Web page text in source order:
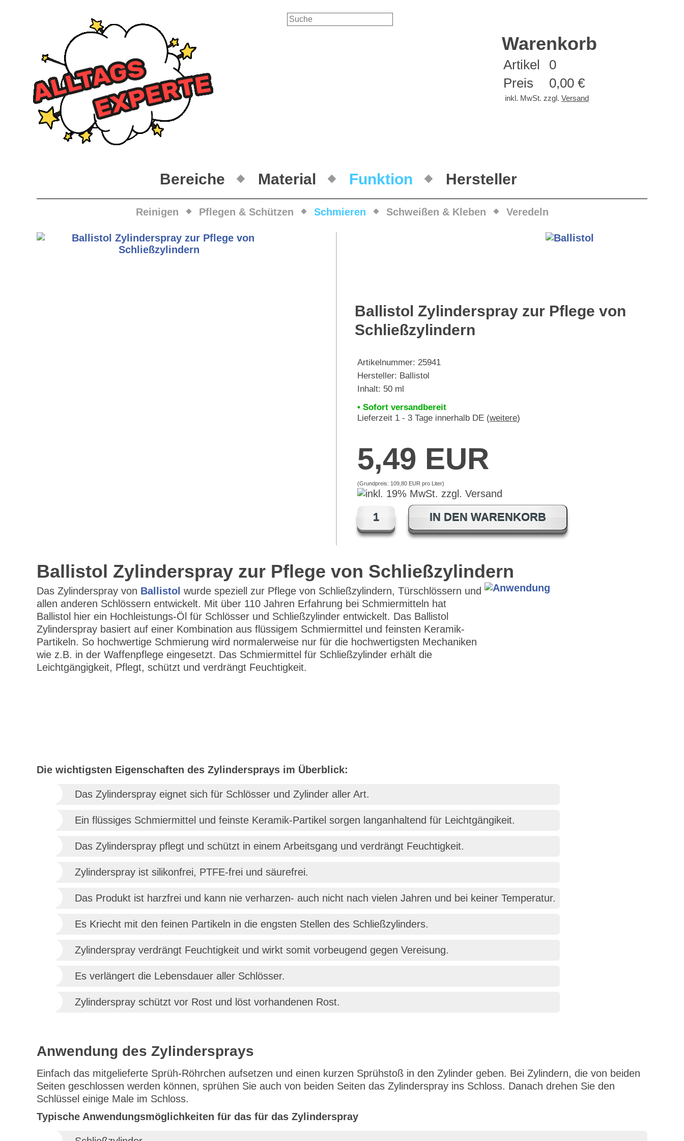
Warenkorb
Artikel
0
Preis
0,00 €
inkl. MwSt. zzgl. Versand
Bereiche Material Funktion Hersteller
Reinigen Pflegen & Schützen Schmieren Schweißen & Kleben Veredeln
Ballistol Zylinderspray zur Pflege von
Schließzylindern
Artikelnummer: 25941
Hersteller: Ballistol
Inhalt: 50 ml
• Sofort versandbereit
Lieferzeit 1 - 3 Tage innerhalb DE (weitere)
5,49 EUR
(Grundpreis: 109,80 EUR pro Liter)
IN DEN WARENKORB
Ballistol Zylinderspray zur Pflege von Schließzylindern
Das Zylinderspray von Ballistol wurde speziell zur Pflege von Schließzylindern, Türschlössern und
allen anderen Schlössern entwickelt. Mit über 110 Jahren Erfahrung bei Schmiermitteln hat
Ballistol hier ein Hochleistungs-Öl für Schlösser und Schließzylinder entwickelt. Das Ballistol
Zylinderspray basiert auf einer Kombination aus flüssigem Schmiermittel und feinsten Keramik-
Partikeln. So hochwertige Schmierung wird normalerweise nur für die hochwertigsten Mechaniken
wie z.B. in der Waffenpflege eingesetzt. Das Schmiermittel für Schließzylinder erhält die
Leichtgängigkeit, Pflegt, schützt und verdrängt Feuchtigkeit.
Die wichtigsten Eigenschaften des Zylindersprays im Überblick:
Das Zylinderspray eignet sich für Schlösser und Zylinder aller Art.
Ein flüssiges Schmiermittel und feinste Keramik-Partikel sorgen langanhaltend für Leichtgängikeit.
Das Zylinderspray pflegt und schützt in einem Arbeitsgang und verdrängt Feuchtigkeit.
Zylinderspray ist silikonfrei, PTFE-frei und säurefrei.
Das Produkt ist harzfrei und kann nie verharzen- auch nicht nach vielen Jahren und bei keiner Temperatur.
Es Kriecht mit den feinen Partikeln in die engsten Stellen des Schließzylinders.
Zylinderspray verdrängt Feuchtigkeit und wirkt somit vorbeugend gegen Vereisung.
Es verlängert die Lebensdauer aller Schlösser.
Zylinderspray schützt vor Rost und löst vorhandenen Rost.
Anwendung des Zylindersprays
Einfach das mitgelieferte Sprüh-Röhrchen aufsetzen und einen kurzen Sprühstoß in den Zylinder geben. Bei Zylindern, die von beiden
Seiten geschlossen werden können, sprühen Sie auch von beiden Seiten das Zylinderspray ins Schloss. Danach drehen Sie den
Schlüssel einige Male im Schloss.
Typische Anwendungsmöglichkeiten für das für das Zylinderspray